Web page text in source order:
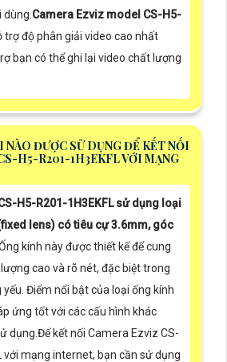
Camera Ezviz model CS-H5-
trợ độ phân giải video cao nhất
bạn có thể ghi lại video chất lượng
ĐƯỢC SỬ DỤNG ĐỂ KẾT NỐI
H5-R201-1H3EKFL VỚI MẠNG
H5-R201-1H3EKFL sử dụng loại
lens) có tiêu cự 3.6mm, góc
Ống kính này được thiết kế để cung
cao và rõ nét, đặc biệt trong
yếu. Điểm nổi bật của loại ống kính
ứng tốt với các cấu hình khác
dụng.Để kết nối Camera Ezviz CS-
với mạng internet, bạn cần sử dụng